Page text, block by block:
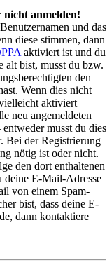
anmelden!
und das
diese stimmen, dann
aktiviert ist und du
alt bist, musst du bzw.
den
Wenn dies nicht
aktiviert
neu angemeldeten
musst du dies
Bei der Registrierung
nötig ist oder nicht.
den dort enthaltenen
deine E-Mail-Adresse
von einem Spam-
bist, dass deine E-
dann kontaktiere